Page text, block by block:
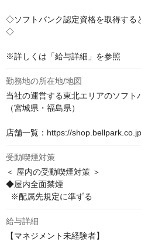
◇ソフトバンク認定資格を取得する
◇
※詳しくは「給与詳細」を参照
勤務地の所在地/地図
当社の運営する東北エリアのソフト
（宮城県・福島県）
店舗一覧：https://
受動喫煙対策
＜ 屋内の受動喫煙対策 ＞
◆屋内全面禁煙
  ※配属先規定に準ずる
給与詳細
【マネジメント未経験者】